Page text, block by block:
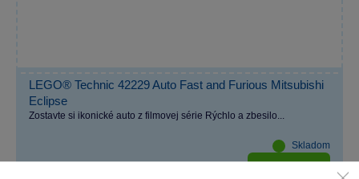
LEGO® Technic 42229 Auto Fast and Furious Mitsubishi
Eclipse
Zostavte si ikonické auto z filmovej série Rýchlo a zbesilo...
Skladom